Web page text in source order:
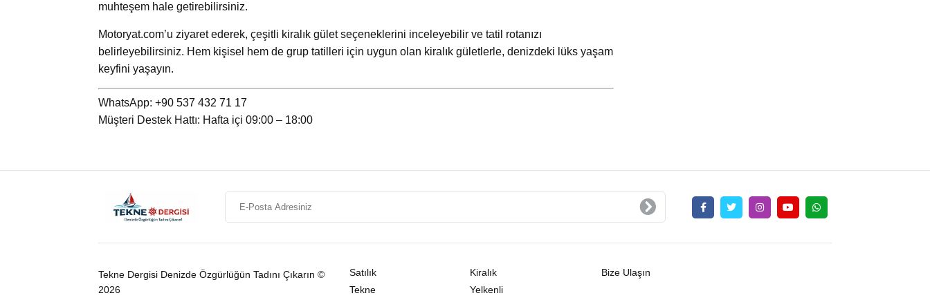
muhteşem hale getirebilirsiniz.
Motoryat.com’u ziyaret ederek, çeşitli kiralık gület seçeneklerini inceleyebilir ve tatil rotanızı
belirleyebilirsiniz. Hem kişisel hem de grup tatilleri için uygun olan kiralık gületlerle, denizdeki lüks yaşam
keyfini yaşayın.
WhatsApp: +90 537 432 71 17
Müşteri Destek Hattı: Hafta içi 09:00 – 18:00
Tekne Dergisi Denizde Özgürlüğün Tadını Çıkarın ©
2026
Satılık
Kiralık
Tekne
Yelkenli
Bize Ulaşın